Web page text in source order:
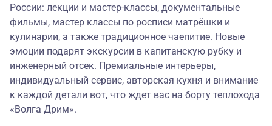
России: лекции и мастер-классы, документальные
фильмы, мастер классы по росписи матрёшки и
кулинарии, а также традиционное чаепитие. Новые
эмоции подарят экскурсии в капитанскую рубку и
инженерный отсек. Премиальные интерьеры,
индивидуальный сервис, авторская кухня и внимание
к каждой детали вот, что ждет вас на борту теплохода
«Волга Дрим».